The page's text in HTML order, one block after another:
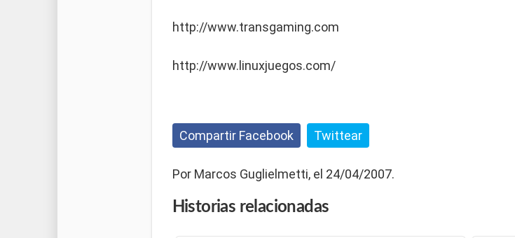
http://www.transgaming.com
http://www.linuxjuegos.com/
Compartir Facebook Twittear
Por Marcos Guglielmetti, el 24/04/2007.
Historias relacionadas